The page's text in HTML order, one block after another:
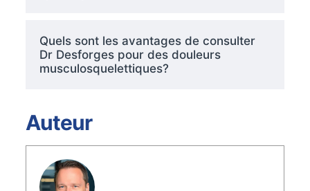
Quels sont les avantages de consulter
Dr Desforges pour des douleurs
musculosquelettiques?
Auteur